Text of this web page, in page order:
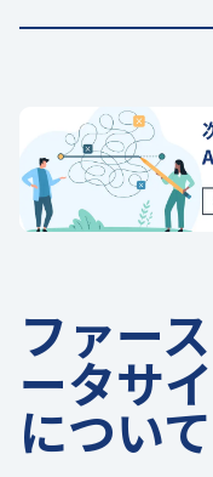
ファー
ータサ
について